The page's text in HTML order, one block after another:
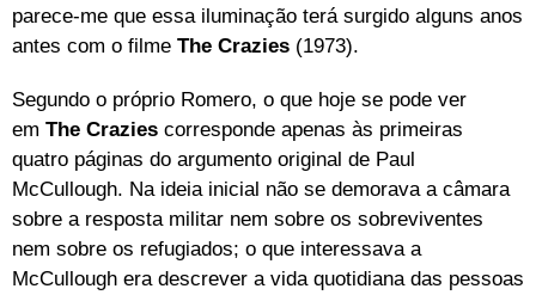
parece-me que essa iluminação terá surgido alguns anos
antes com o filme The Crazies (1973).
Segundo o próprio Romero, o que hoje se pode ver
em The Crazies corresponde apenas às primeiras
quatro páginas do argumento original de Paul
McCullough. Na ideia inicial não se demorava a câmara
sobre a resposta militar nem sobre os sobreviventes
nem sobre os refugiados; o que interessava a
McCullough era descrever a vida quotidiana das pessoas